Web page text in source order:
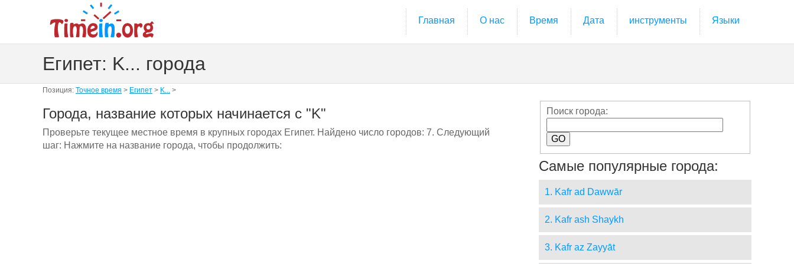
Главная О нас Время Дата инструменты Языки
Египет: K... города
Позиция: Точное время > Египет > K... >
Города, название которых начинается с "K"
Проверьте текущее местное время в крупных городах Египет. Найдено число городов: 7. Следующий
шаг: Нажмите на название города, чтобы продолжить:
Поиск города:
Самые популярные города:
1. Kafr ad Dawwār
2. Kafr ash Shaykh
3. Kafr az Zayyāt